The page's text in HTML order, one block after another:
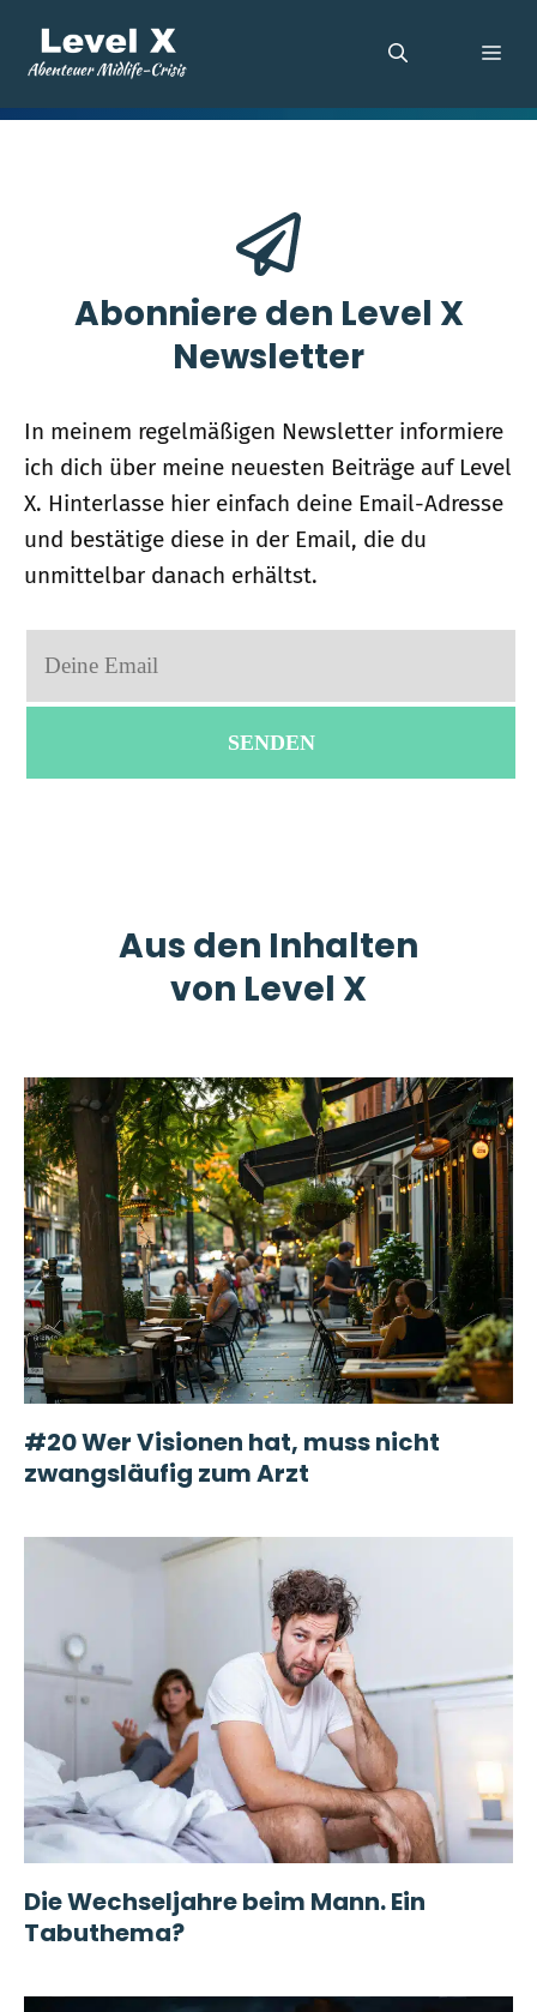
Inhalt
Abonniere den Level X
Newsletter
In meinem regelmäßigen Newsletter informiere
ich dich über meine neuesten Beiträge auf Level
X. Hinterlasse hier einfach deine Email-Adresse
und bestätige diese in der Email, die du
unmittelbar danach erhältst.
Aus den Inhalten
von Level X
#20 Wer Visionen hat, muss nicht
zwangsläufig zum Arzt
Die Wechseljahre beim Mann. Ein
Tabuthema?